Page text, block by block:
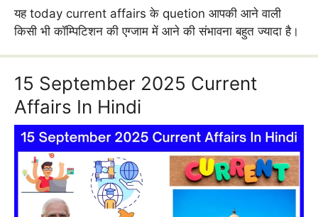
यह today current affairs के quetion आपकी आने वाली
किसी भी कॉम्पिटिशन की एग्जाम में आने की संभावना बहुत ज्यादा है।
15 September 2025 Current
Affairs In Hindi